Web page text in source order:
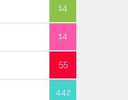
14
14
55
442